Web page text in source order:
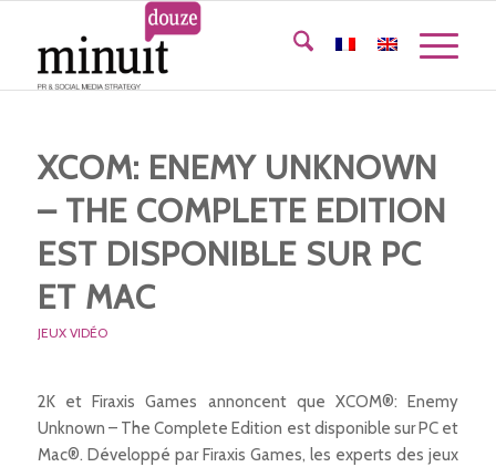
XCOM: ENEMY UNKNOWN
– THE COMPLETE EDITION
EST DISPONIBLE SUR PC
ET MAC
JEUX VIDÉO
2K et Firaxis Games annoncent que XCOM®: Enemy
Unknown – The Complete Edition est disponible sur PC et
Mac®. Développé par Firaxis Games, les experts des jeux